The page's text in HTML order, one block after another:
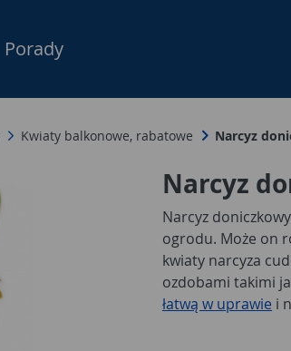
Menu Produktów,
Porady
Kwiaty balkonowe, rabatowe Narcyz
Narcyz
Narcyz
ogrodu. Może on
kwiaty narcyza
ozdobami takimi
łatwą w uprawie i
prezentowaną